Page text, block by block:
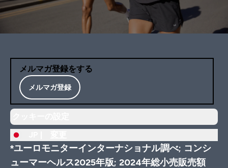
メルマガ登録をする
メルマガ登録
*ユーロモニターインターナショナル調べ; コンシ
ューマーヘルス2025年版; 2024年総小売販売額